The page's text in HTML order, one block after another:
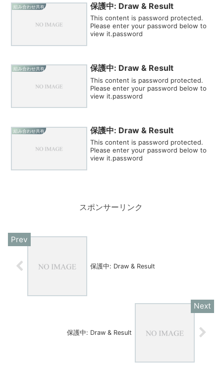
組み合わせ共有 保護中: Draw & Result
This content is password protected.
Please enter your password below to
view it.password
組み合わせ共有 保護中: Draw & Result
This content is password protected.
Please enter your password below to
view it.password
組み合わせ共有 保護中: Draw & Result
This content is password protected.
Please enter your password below to
view it.password
スポンサーリンク
保護中: Draw & Result
保護中: Draw & Result